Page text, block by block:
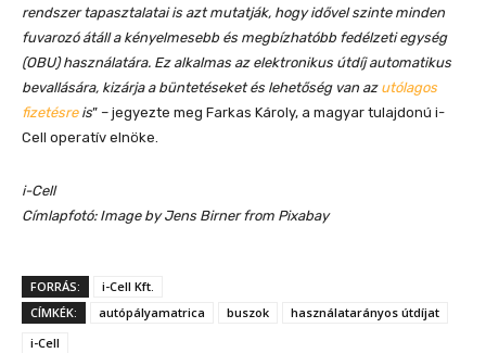
rendszer tapasztalatai is azt mutatják, hogy idővel szinte minden
fuvarozó átáll a kényelmesebb és megbízhatóbb fedélzeti egység
(OBU) használatára. Ez alkalmas az elektronikus útdíj automatikus
bevallására, kizárja a büntetéseket és lehetőség van az utólagos
fizetésreis” – jegyezte meg Farkas Károly, a magyar tulajdonú i-
Cell operatív elnöke.
i-Cell
Címlapfotó: Image by Jens Birner from Pixabay
FORRÁS:
i-Cell Kft.
CÍMKÉK:
autópályamatrica buszok
használatarányos útdíjat
i-Cell